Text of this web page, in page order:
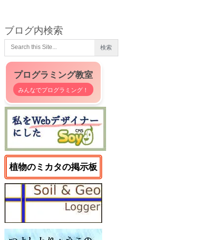
ブログ内検索
プログラミング教室
みんなでプログラミング！
植物のミカタの掲示板